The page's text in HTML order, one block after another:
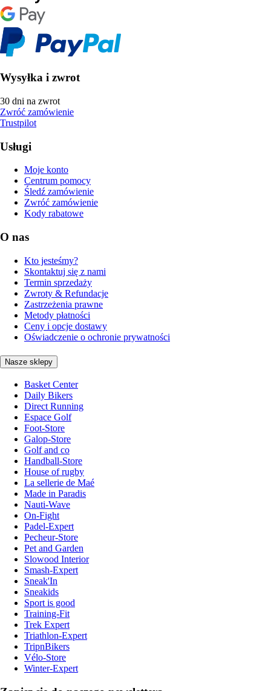
Wysyłka i zwrot
30 dni na zwrot
Zwróć zamówienie
Trustpilot
Usługi
Moje konto
Centrum pomocy
Śledź zamówienie
Zwróć zamówienie
Kody rabatowe
O nas
Kto jesteśmy?
Skontaktuj się z nami
Termin sprzedaży
Zwroty & Refundacje
Zastrzeżenia prawne
Metody płatności
Ceny i opcje dostawy
Oświadczenie o ochronie prywatności
Nasze sklepy
Basket Center
Daily Bikers
Direct Running
Espace Golf
Foot-Store
Galop-Store
Golf and co
Handball-Store
House of rugby
La sellerie de Maé
Made in Paradis
Nauti-Wave
On-Fight
Padel-Expert
Pecheur-Store
Pet and Garden
Slowood Interior
Smash-Expert
Sneak'In
Sneakids
Sport is good
Training-Fit
Trek Expert
Triathlon-Expert
TripnBikers
Vélo-Store
Winter-Expert